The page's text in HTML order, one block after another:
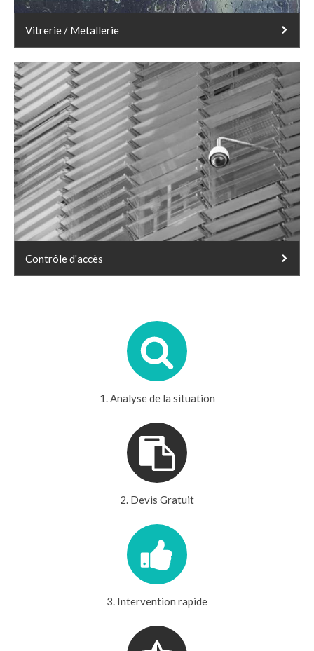
Vitrerie / Metallerie
Contrôle d'accès
1. Analyse de la situation
2. Devis Gratuit
3. Intervention rapide